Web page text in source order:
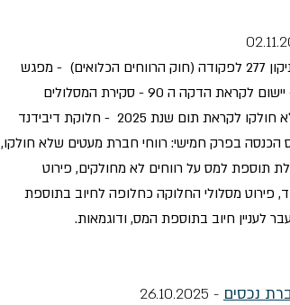
עו"ד (רו"ח) מאורי עמפלי ממשרדנו מעביר בחשבים 360 השתלמות מקיפה בת שלושה מפגשים מקוונים בעניין תיקון 277 לפקודה (חוק הרווחים הכלואים) - מפגש
ראשון - תיקון סעיף 62 א לפקודה - הטלת מס נוסף על בעלי מניות בחברת מעטים; מפגש שני - הוראת השעה - יישום לקראת הדקה ה 90 - סקירת המסלולים
הרלוונטיים (פירוק חברה לעומת העברת נכסים); מפגש שלישי - סימן ג': תוספת למס על רווחי חברת מעטים שלא חולקו לקראת תום שנת 2025 - חלוקת דיבידנד
הכנסה בפרק חמישי: רווחי חברת מעטים שלא חולקו,
מחולקים שייראו כמחולקים, סעיפי 81א – 81ו לפקודה לעניין הטלת תוספת למס על רווחים לא מחולקים, פירוט
פירוט מסלולי החלוקה כחלופה לחיוב בתוספת
נכסים - 26.10.2025